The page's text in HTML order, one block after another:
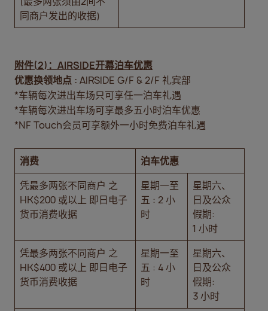
同商户发出的收据)
附件(2) ： AIRSIDE开幕泊车优惠
优惠换领地点 : AIRSIDE G/F & 2/F 礼宾部
*车辆每次进出车场只可享任一泊车礼遇
*车辆每次进出车场可享最多五小时泊车优惠
*NF Touch会员可享额外一小时免费泊车礼遇
消费
泊车优惠
凭最多两张不同商户 之
HK$200 或以上 即日电子
货币消费收据
星期一至
五 : 2 小
时
星期六、
日及公众
假期:
1 小时
凭最多两张不同商户 之
HK$400 或以上 即日电子
货币消费收据
星期一至
五 : 4 小
时
星期六、
日及公众
假期:
3 小时